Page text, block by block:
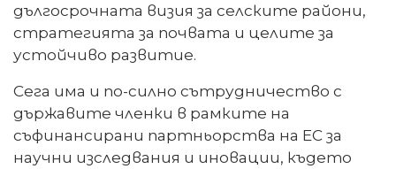
дългосрочната визия за селските райони,
стратегията за почвата и целите за
устойчиво развитие.
Сега има и по-силно сътрудничество с
държавите членки в рамките на
съфинансирани партньорства на ЕС за
научни изследвания и иновации, където